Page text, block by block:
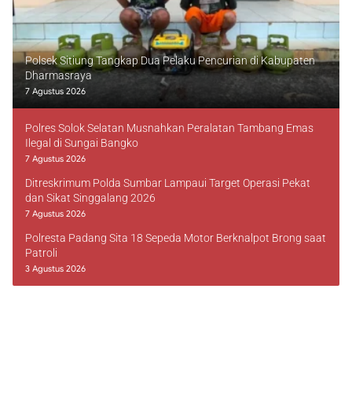
Polsek Sitiung Tangkap Dua Pelaku Pencurian di Kabupaten
Dharmasraya
7 Agustus 2026
Polres Solok Selatan Musnahkan Peralatan Tambang Emas
Ilegal di Sungai Bangko
7 Agustus 2026
Ditreskrimum Polda Sumbar Lampaui Target Operasi Pekat
dan Sikat Singgalang 2026
7 Agustus 2026
Polresta Padang Sita 18 Sepeda Motor Berknalpot Brong saat
Patroli
3 Agustus 2026